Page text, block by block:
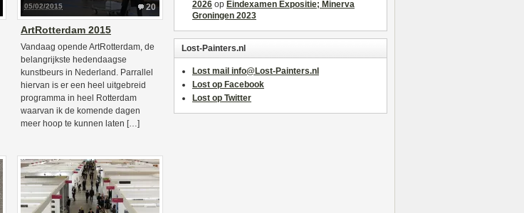
20
05/02/2015
ArtRotterdam 2015
Vandaag opende ArtRotterdam, de
belangrijkste hedendaagse
kunstbeurs in Nederland. Parrallel
hiervan is er een heel uitgebreid
programma in heel Rotterdam
waarvan ik de komende dagen
meer hoop te kunnen laten […]
2026 op Eindexamen Expositie; Minerva
Groningen 2023
Lost-Painters.nl
Lost mail info@Lost-Painters.nl
Lost op Facebook
Lost op Twitter